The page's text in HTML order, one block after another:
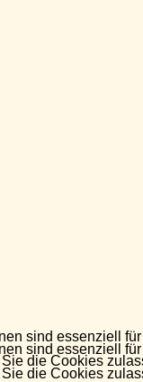
sind essenziell
die Cookies
sind essenziell
die Cookies